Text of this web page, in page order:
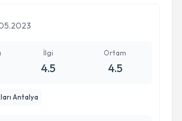
İlgi
4.5
Ortam
4.5
Antalya